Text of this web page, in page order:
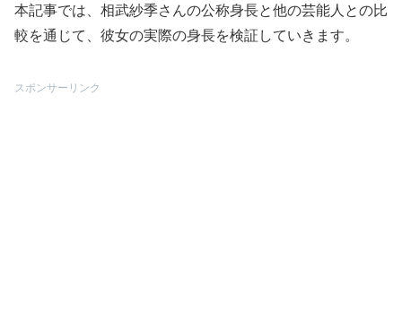
本記事では、相武紗季さんの公称身長と他の芸能人との比
較を通じて、彼女の実際の身長を検証していきます。
スポンサーリンク